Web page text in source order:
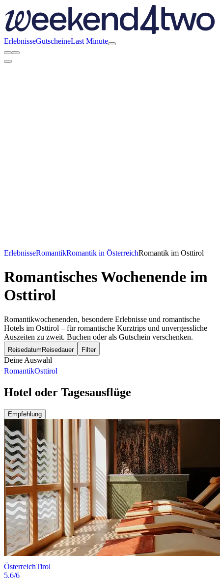
ErlebnisseGutscheineLast Minute
ErlebnisseRomantikRomantik in ÖsterreichRomantik im Osttirol
Romantisches Wochenende im
Osttirol
Romantikwochenenden, besondere Erlebnisse und romantische
Hotels im Osttirol – für romantische Kurztrips und unvergessliche
Auszeiten zu zweit. Buchen oder als Gutschein verschenken.
Reisedatum Reisedauer Filter
Deine Auswahl
RomantikOsttirol
Hotel oder Tagesausflüge
Empfehlung
ÖsterreichTirol
5.6/6